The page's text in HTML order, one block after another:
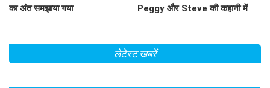
का अंत समझाया गया
Peggy और Steve की कहानी में
लेटेस्ट खबरें